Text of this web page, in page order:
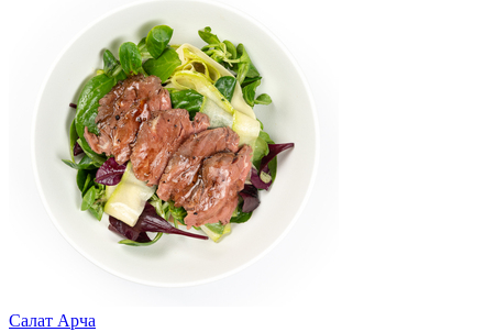
Салат Арча